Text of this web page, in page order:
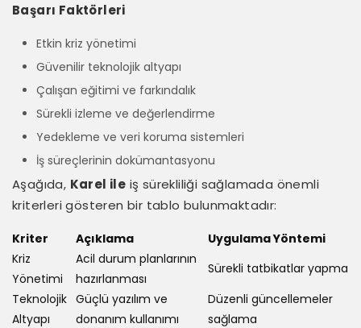
Başarı Faktörleri
Etkin kriz yönetimi
Güvenilir teknolojik altyapı
Çalışan eğitimi ve farkındalık
Sürekli izleme ve değerlendirme
Yedekleme ve veri koruma sistemleri
İş süreçlerinin dokümantasyonu
Aşağıda, Karel ile iş sürekliliği sağlamada önemli
kriterleri gösteren bir tablo bulunmaktadır:
Kriter Açıklama
Uygulama Yöntemi
Kriz
Yönetimi
Acil durum planlarının
hazırlanması
Sürekli tatbikatlar yapma
Teknolojik
Altyapı
Güçlü yazılım ve
donanım kullanımı
Düzenli güncellemeler
sağlama